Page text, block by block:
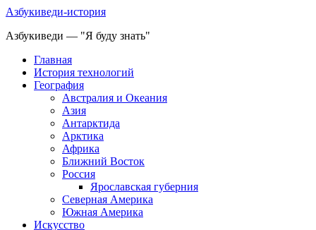
Азбукиведи-история
Азбукиведи — "Я буду знать"
Главная
История технологий
География
Австралия и Океания
Азия
Антарктида
Арктика
Африка
Ближний Восток
Россия
Ярославская губерния
Северная Америка
Южная Америка
Искусство